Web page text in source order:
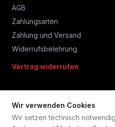
Wir verwenden Cookies
Wir setzen technisch
AGB
Zahlungsarten
Zahlung und Versand
Widerrufsbelehrung
Vertrag widerrufen